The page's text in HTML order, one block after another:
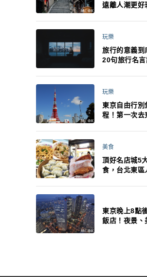
遠離人潮更好
玩樂
旅行的意義到
20句旅行名
玩樂
東京自由行別
程！第一次去
美食
頂好名店城5
食，台北東區
東京晚上8點
飯店！夜景、